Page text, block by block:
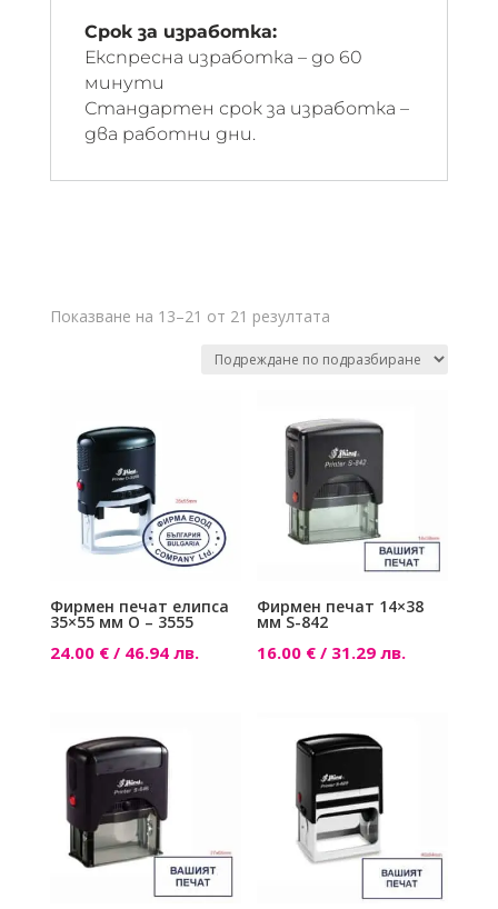
Срок за изработка:
Експресна изработка – до 60
минути
Стандартен срок за изработка –
два работни дни.
Показване на 13–21 от 21 резултата
Фирмен печат елипса
35×55 мм О – 3555
24.00 €/ 46.94 лв.
Фирмен печат 14×38
мм S-842
16.00 € / 31.29 лв.